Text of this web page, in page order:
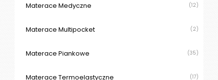
Materace Medyczne (12)
Materace Multipocket (2)
Materace Piankowe (35)
Materace Termoelastyczne (17)